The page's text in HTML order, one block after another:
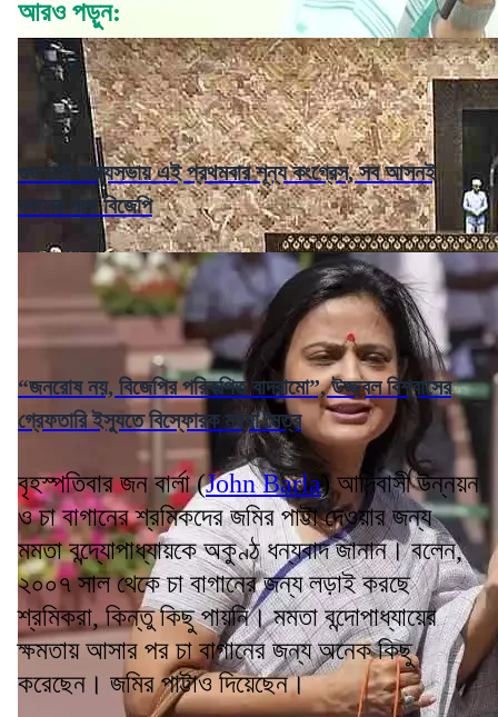
আরও পড়ুন:
গুজরাটে রাজ্যসভায় এই প্রথমবার শূন্য কংগ্রেস, সব আসনই
দখলের পথে বিজেপি
“জনরোষ নয়, বিজেপির পরিকল্পিত বাদরামো”, উজ্জ্বল বিশ্বাসের
গ্রেফতারি ইস্যুতে বিস্ফোরক মহুয়া মৈত্র
বৃহস্পতিবার জন বার্লা (John Barla) আদিবাসী উন্নয়ন
ও চা বাগানের শ্রমিকদের জমির পাট্টা দেওয়ার জন্য
মমতা বন্দ্যোপাধ্যায়কে অকুণ্ঠ ধন্যবাদ জানান। বলেন,
২০০৭ সাল থেকে চা বাগানের জন্য লড়াই করছে
শ্রমিকরা, কিন্তু কিছু পায়নি। মমতা বন্দোপাধ্যায়ের
ক্ষমতায় আসার পর চা বাগানের জন্য অনেক কিছু
করেছেন। জমির পাট্টাও দিয়েছেন।